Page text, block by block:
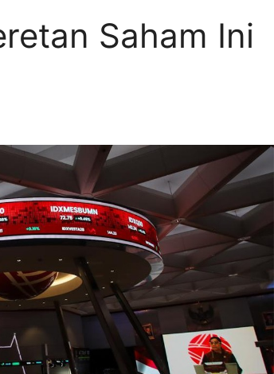
Saham Ini